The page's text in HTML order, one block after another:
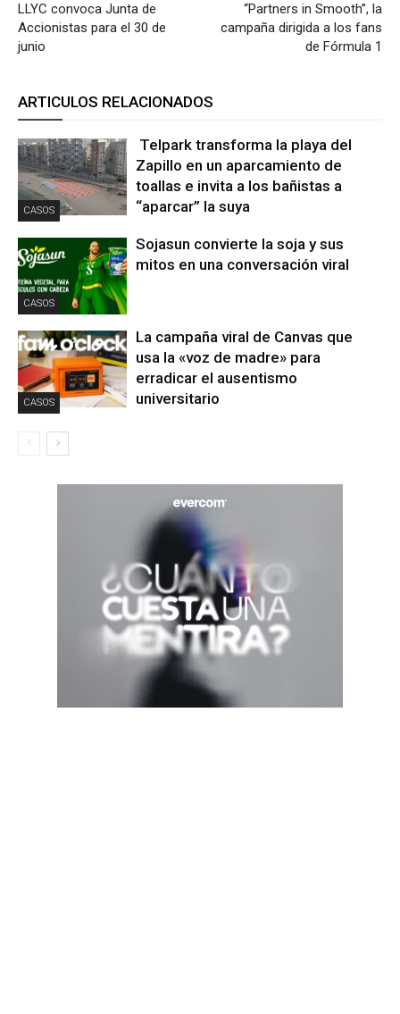
LLYC convoca Junta de
Accionistas para el 30 de
junio
“Partners in Smooth”, la
campaña dirigida a los fans
de Fórmula 1
ARTICULOS RELACIONADOS
CASOS
Telpark transforma la playa del
Zapillo en un aparcamiento de
toallas e invita a los bañistas a
“aparcar” la suya
CASOS
Sojasun convierte la soja y sus
mitos en una conversación viral
CASOS
La campaña viral de Canvas que
usa la «voz de madre» para
erradicar el ausentismo
universitario